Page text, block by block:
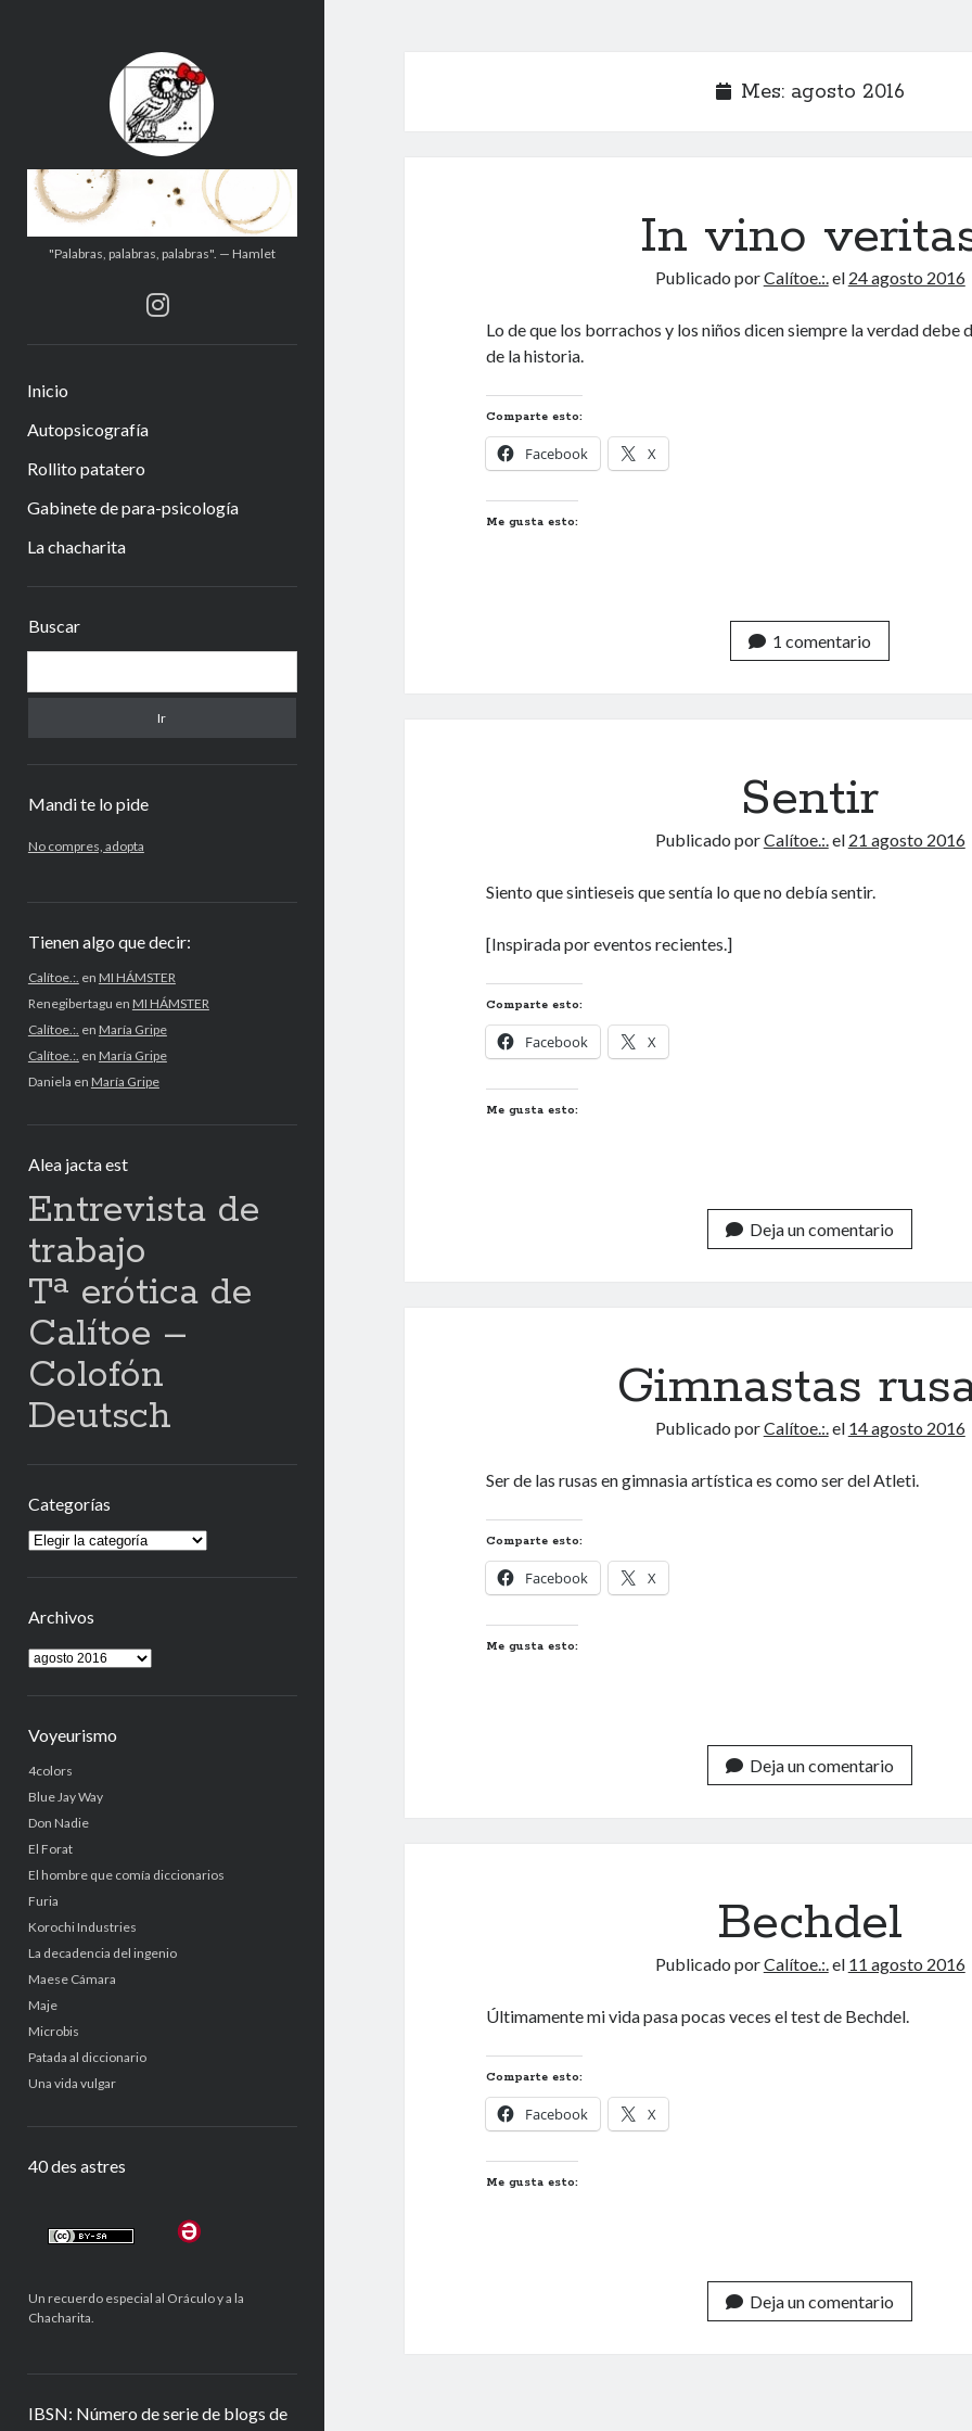
.:.Calito(h)eces.:.
"Palabras, palabras, palabras". — Hamlet
instagram
Inicio
Autopsicografía
Rollito patatero
Gabinete de para-psicología
La chacharita
lateral
Buscar
Mandi te lo pide
No compres, adopta
Tienen algo que decir:
Calítoe.:. en MI HÁMSTER
Renegibertagu en MI HÁMSTER
Calítoe.:. en María Gripe
Calítoe.:. en María Gripe
Daniela en María Gripe
Alea jacta est
Entrevista de
trabajo
Tª erótica de
Calítoe –
Colofón
Deutsch
Categorías
Categorías
Archivos
Archivos
Voyeurismo
4colors
Blue Jay Way
Don Nadie
El Forat
El hombre que comía diccionarios
Furia
Korochi Industries
La decadencia del ingenio
Maese Cámara
Maje
Microbis
Patada al diccionario
Una vida vulgar
40 des astres
Un recuerdo especial al Oráculo y a la
Chacharita.
IBSN: Número de serie de blogs de
Mes: agosto 2016
In vino
Publicado porCalítoe.:.el 24 agosto 2016
Lo de que los borrachos y los niños dicen siempre la verdad debe
de la historia.
Comparte esto:
Facebook X
Me gusta esto:
1 comentario
Sentir
Publicado porCalítoe.:.el 21 agosto 2016
Siento que sintieseis que sentía lo que no debía sentir.
[Inspirada por eventos recientes.]
Comparte esto:
Facebook X
Me gusta esto:
Deja un comentario
Gimnastas
Publicado porCalítoe.:.el 14 agosto 2016
Ser de las rusas en gimnasia artística es como ser del Atleti.
Comparte esto:
Facebook X
Me gusta esto:
Deja un comentario
Bechdel
Publicado porCalítoe.:.el 11 agosto 2016
Últimamente mi vida pasa pocas veces el test de Bechdel.
Comparte esto:
Facebook X
Me gusta esto:
Deja un comentario